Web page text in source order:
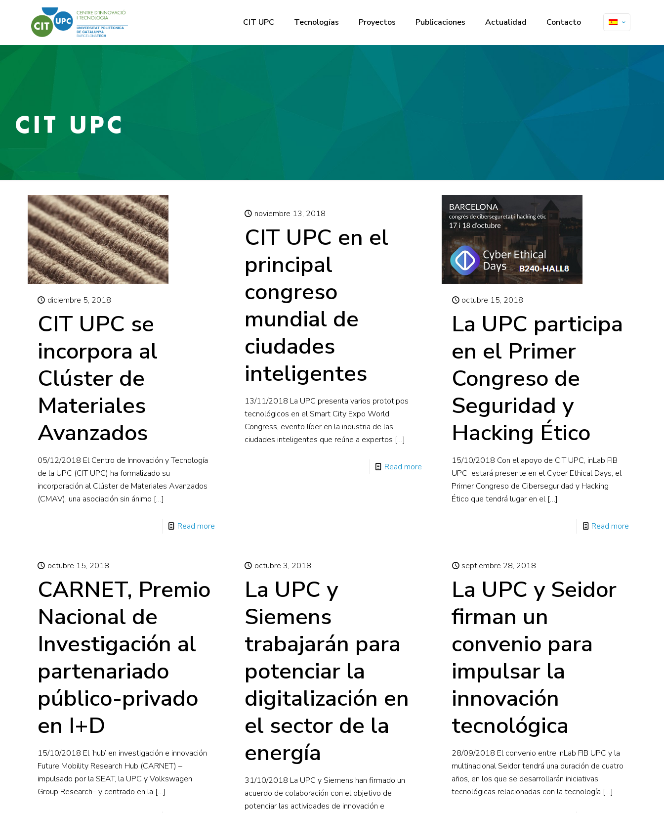
CIT UPC Tecnologías Proyectos Publicaciones Actualidad Contacto
CIT UPC
diciembre 5, 2018
CIT UPC se
incorpora al
Clúster de
Materiales
Avanzados
05/12/2018 El Centro de Innovación y Tecnología
de la UPC (CIT UPC) ha formalizado su
incorporación al Clúster de Materiales Avanzados
(CMAV), una asociación sin ánimo […]
Read more
noviembre 13, 2018
CIT UPC en el
principal
congreso
mundial de
ciudades
inteligentes
13/11/2018 La UPC presenta varios prototipos
tecnológicos en el Smart City Expo World
Congress, evento líder en la industria de las
ciudades inteligentes que reúne a expertos […]
Read more
octubre 15, 2018
La UPC participa
en el Primer
Congreso de
Seguridad y
Hacking Ético
15/10/2018 Con el apoyo de CIT UPC, inLab FIB
UPC estará presente en el Cyber Ethical Days, el
Primer Congreso de Ciberseguridad y Hacking
Ético que tendrá lugar en el[…]
Read more
octubre 15, 2018
CARNET, Premio
Nacional de
Investigación al
partenariado
público-privado
en I+D
15/10/2018 El ‘hub’ en investigación e innovación
Future Mobility Research Hub (CARNET) –
impulsado por la SEAT, la UPC y Volkswagen
Group Research– y centrado en la […]
octubre 3, 2018
La UPC y
Siemens
trabajarán para
potenciar la
digitalización en
el sector de la
energía
31/10/2018 La UPC y Siemens han firmado un
acuerdo de colaboración con el objetivo de
potenciar las actividades de innovación e
septiembre 28, 2018
La UPC y Seidor
firman un
convenio para
impulsar la
innovación
tecnológica
28/09/2018 El convenio entre inLab FIB UPC y la
multinacional Seidor tendrá una duración de cuatro
años, en los que se desarrollarán iniciativas
tecnológicas relacionadas con la tecnología […]